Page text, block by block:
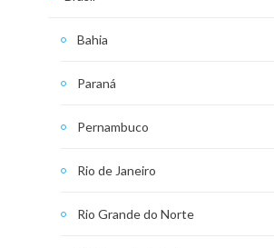
Bahia
Paraná
Pernambuco
Rio de Janeiro
Rio Grande do Norte